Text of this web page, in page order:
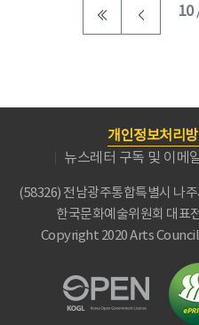
10
개인정보처리방
뉴스레터 구독 및 이메
(58326) 전남광주통합특별시 나
한국문화예술위원회 대표
Copyright 2020 Arts